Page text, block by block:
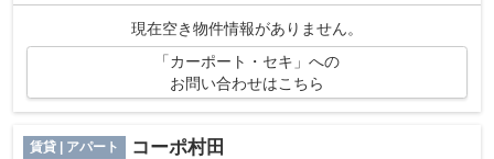
現在空き物件情報がありません。
「カーポート・セキ」への
お問い合わせはこちら
賃貸 | アパート コーポ村田